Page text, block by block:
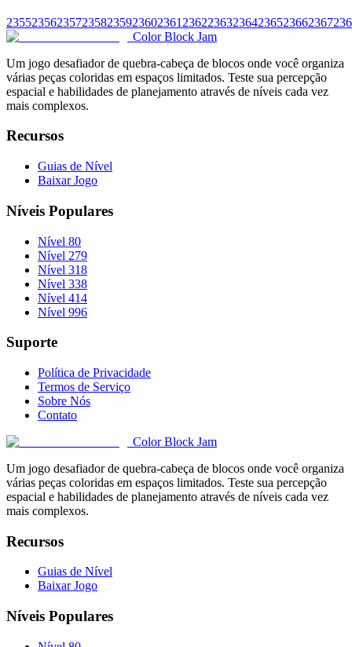
2355235623572358235923602361 236223632364236523662367
Color Block Jam
Um jogo desafiador de quebra-cabeça de blocos onde você organiza
várias peças coloridas em espaços limitados. Teste sua percepção
espacial e habilidades de planejamento através de níveis cada vez
mais complexos.
Recursos
Guias de Nível
Baixar Jogo
Níveis Populares
Nível 80
Nível 279
Nível 318
Nível 338
Nível 414
Nível 996
Suporte
Política de Privacidade
Termos de Serviço
Sobre Nós
Contato
Color Block Jam
Um jogo desafiador de quebra-cabeça de blocos onde você organiza
várias peças coloridas em espaços limitados. Teste sua percepção
espacial e habilidades de planejamento através de níveis cada vez
mais complexos.
Recursos
Guias de Nível
Baixar Jogo
Níveis Populares